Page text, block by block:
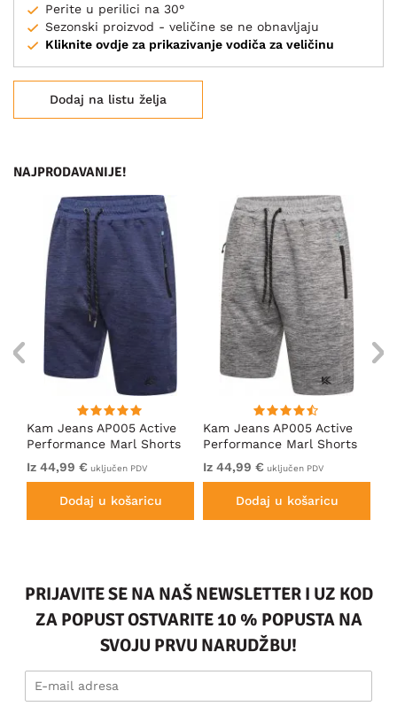
Perite u perilici na 30°
Sezonski proizvod - veličine se ne obnavljaju
Kliknite ovdje za prikazivanje vodiča za veličinu
Dodaj na listu želja
NAJPRODAVANIJE!
Kam Jeans AP005 Active
Performance Marl Shorts
Indigo
Iz 44,99 € uključen PDV
Dodaj u košaricu
Kam Jeans AP005 Active
Performance Marl Shorts
Grey
Iz 44,99 € uključen PDV
Dodaj u košaricu
PRIJAVITE SE NA NAŠ NEWSLETTER I UZ KOD
ZA POPUST OSTVARITE 10 % POPUSTA NA
SVOJU PRVU NARUDŽBU!